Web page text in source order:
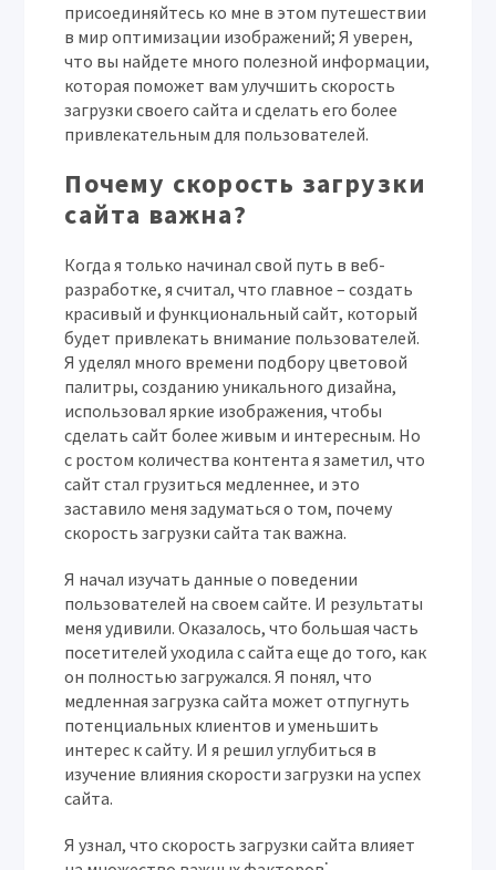
присоединяйтесь ко мне в этом путешествии
в мир оптимизации изображений; Я уверен,
что вы найдете много полезной информации,
которая поможет вам улучшить скорость
загрузки своего сайта и сделать его более
привлекательным для пользователей.
Почему скорость загрузки
сайта важна?
Когда я только начинал свой путь в веб-
разработке, я считал, что главное – создать
красивый и функциональный сайт, который
будет привлекать внимание пользователей.
Я уделял много времени подбору цветовой
палитры, созданию уникального дизайна,
использовал яркие изображения, чтобы
сделать сайт более живым и интересным. Но
с ростом количества контента я заметил, что
сайт стал грузиться медленнее, и это
заставило меня задуматься о том, почему
скорость загрузки сайта так важна.
Я начал изучать данные о поведении
пользователей на своем сайте. И результаты
меня удивили. Оказалось, что большая часть
посетителей уходила с сайта еще до того, как
он полностью загружался. Я понял, что
медленная загрузка сайта может отпугнуть
потенциальных клиентов и уменьшить
интерес к сайту. И я решил углубиться в
изучение влияния скорости загрузки на успех
сайта.
Я узнал, что скорость загрузки сайта влияет